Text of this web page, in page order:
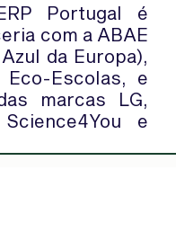
Portugal é
com a ABAE
da Europa),
Escolas, e
marcas LG,
e